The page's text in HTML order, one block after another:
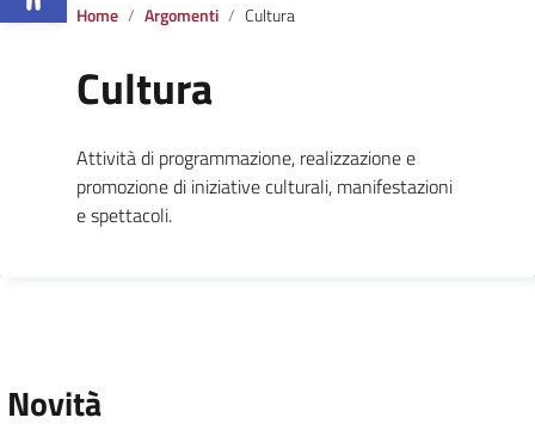
Home Argomenti Cultura
Cultura
Attività di programmazione, realizzazione e
promozione di iniziative culturali, manifestazioni
e spettacoli.
Novità